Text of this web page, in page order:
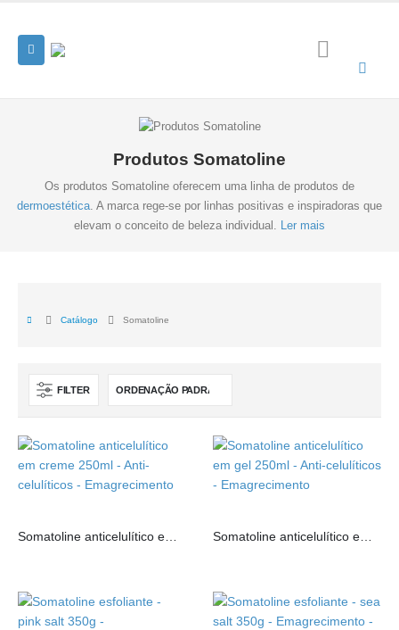
Produtos Somatoline
Os produtos Somatoline oferecem uma linha de produtos de
dermoestética . A marca rege-se por linhas positivas e inspiradoras que
elevam o conceito de beleza individual. Ler mais
Catálogo Somatoline
FILTER